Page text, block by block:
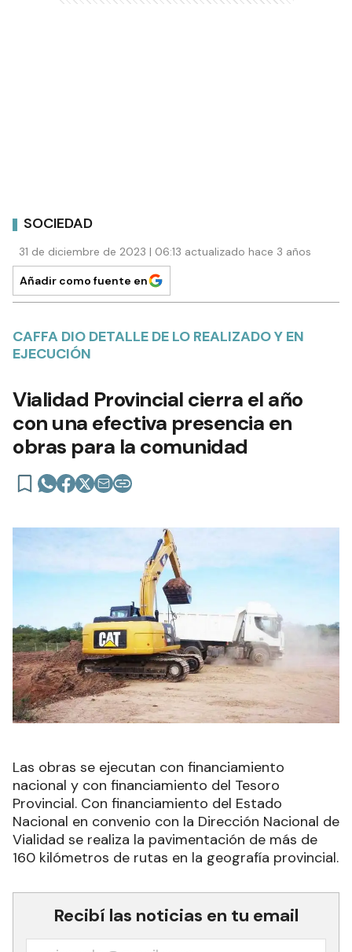
SOCIEDAD
31 de diciembre de 2023 | 06:13 actualizado hace 3 años
Añadir como fuente en
CAFFA DIO DETALLE DE LO REALIZADO Y EN
EJECUCIÓN
Vialidad Provincial cierra el año
con una efectiva presencia en
obras para la comunidad
Las obras se ejecutan con financiamiento
nacional y con financiamiento del Tesoro
Provincial. Con financiamiento del Estado
Nacional en convenio con la Dirección Nacional de
Vialidad se realiza la pavimentación de más de
160 kilómetros de rutas en la geografía provincial.
Recibí las noticias en tu email